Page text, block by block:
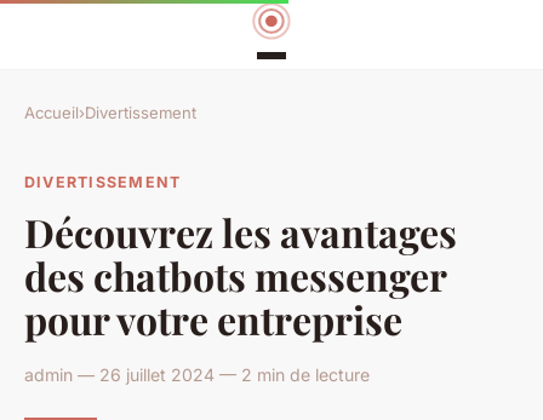
Accueil›Divertissement
DIVERTISSEMENT
Découvrez les avantages
des chatbots messenger
pour votre entreprise
admin — 26 juillet 2024 — 2 min de lecture